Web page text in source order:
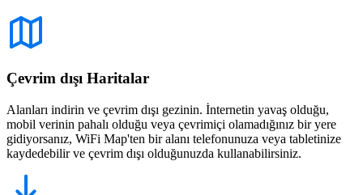
Çevrim dışı Haritalar
Alanları indirin ve çevrim dışı gezinin. İnternetin yavaş olduğu,
mobil verinin pahalı olduğu veya çevrimiçi olamadığınız bir yere
gidiyorsanız, WiFi Map'ten bir alanı telefonunuza veya tabletinize
kaydedebilir ve çevrim dışı olduğunuzda kullanabilirsiniz.